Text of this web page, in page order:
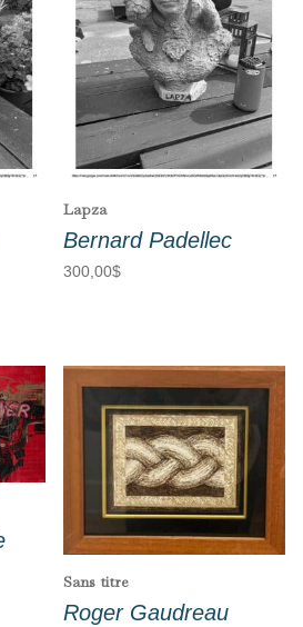
Lapza
Bernard Padellec
300,00$
Sans titre
Roger Gaudreau